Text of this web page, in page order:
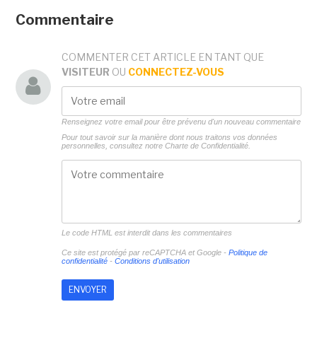
Commentaire
COMMENTER CET ARTICLE EN TANT QUE
VISITEUR OU CONNECTEZ-VOUS
Renseignez votre email pour être prévenu d'un nouveau commentaire
Pour tout savoir sur la manière dont nous traitons vos données
personnelles, consultez notre Charte de Confidentialité.
Le code HTML est interdit dans les commentaires
Ce site est protégé par reCAPTCHA et Google - Politique de
confidentialité- Conditions d'utilisation